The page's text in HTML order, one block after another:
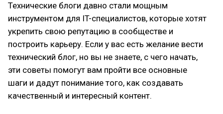
Технические блоги давно стали мощным
инструментом для IT-специалистов, которые хотят
укрепить свою репутацию в сообществе и
построить карьеру. Если у вас есть желание вести
технический блог, но вы не знаете, с чего начать,
эти советы помогут вам пройти все основные
шаги и дадут понимание того, как создавать
качественный и интересный контент.